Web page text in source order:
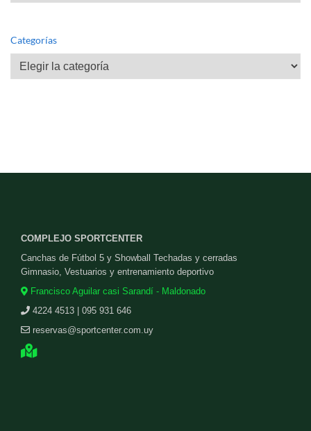
Categorías
Categorías
COMPLEJO SPORTCENTER
Canchas de Fútbol 5 y Showball Techadas y cerradas
Gimnasio, Vestuarios y entrenamiento deportivo
Francisco Aguilar casi Sarandí - Maldonado
4224 4513 | 095 931 646
reservas@sportcenter.com.uy